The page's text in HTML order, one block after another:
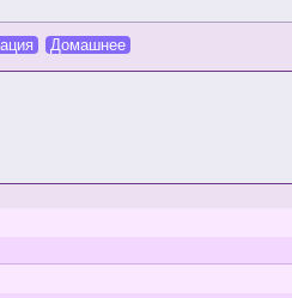
Домашнее